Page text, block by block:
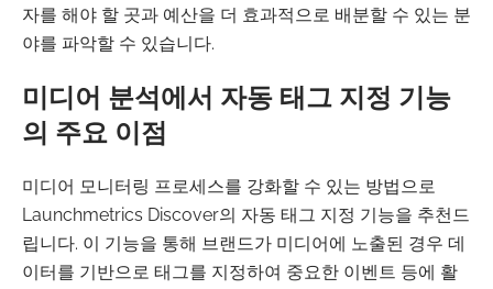
자를 해야 할 곳과 예산을 더 효과적으로 배분할 수 있는 분
야를 파악할 수 있습니다.
미디어 분석에서 자동 태그 지정 기능
의 주요 이점
미디어 모니터링 프로세스를 강화할 수 있는 방법으로
Launchmetrics Discover의 자동 태그 지정 기능을 추천드
립니다. 이 기능을 통해 브랜드가 미디어에 노출된 경우 데
이터를 기반으로 태그를 지정하여 중요한 이벤트 등에 활